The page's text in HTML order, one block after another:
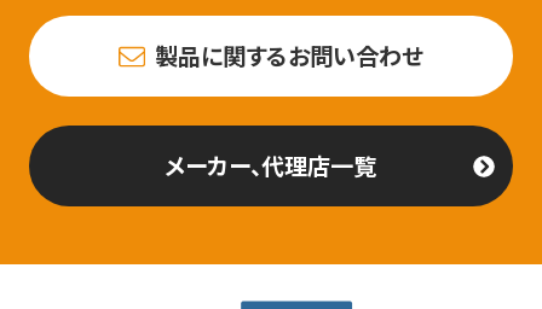
製品に関するお問い合わせ
メーカー、代理店一覧